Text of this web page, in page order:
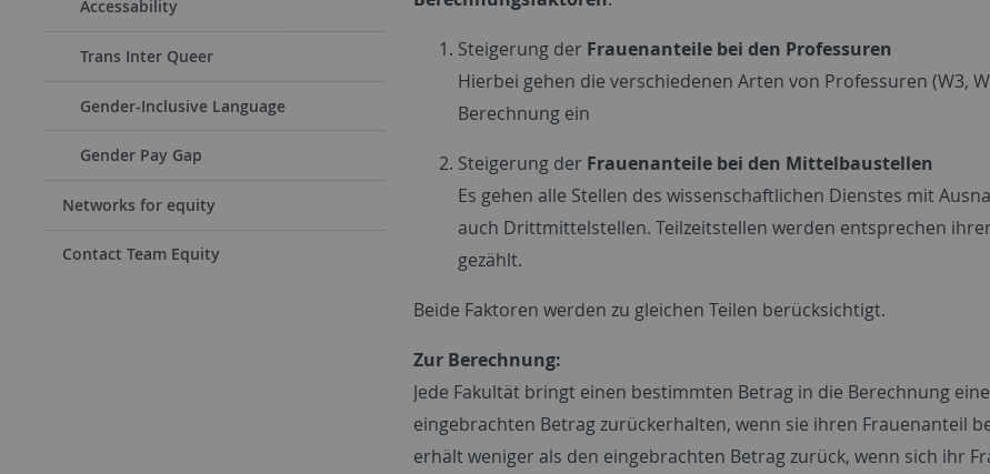
Accessability
Trans Inter Queer
Gender-Inclusive Language
Gender Pay Gap
Networks for equity
Contact Team Equity
Steigerung der Frauenanteile bei den Professuren
Hierbei gehen die verschiedenen Arten von Professuren (W3,
Berechnung ein
Steigerung der Frauenanteile bei den Mittelbaustellen
Es gehen alle Stellen des wissenschaftlichen Dienstes mit
auch Drittmittelstellen. Teilzeitstellen werden entsprechen
gezählt.
Beide Faktoren werden zu gleichen Teilen berücksichtigt.
Zur Berechnung:
Jede Fakultät bringt einen bestimmten Betrag in die Berechnung
eingebrachten Betrag zurückerhalten, wenn sie ihren Frauenanteil
erhält weniger als den eingebrachten Betrag zurück, wenn sich ihr